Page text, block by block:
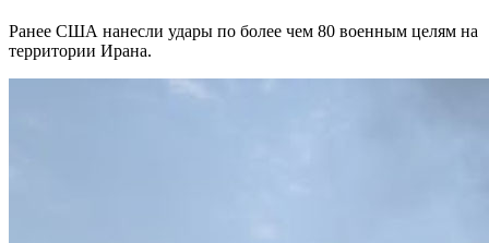
Ранее США нанесли удары по более чем 80 военным целям на
территории Ирана.